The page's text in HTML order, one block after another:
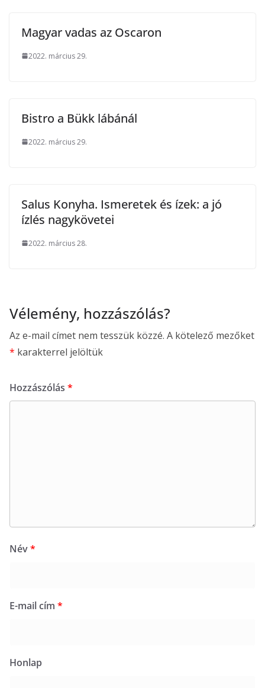
Magyar vadas az Oscaron
2022. március 29.
Bistro a Bükk lábánál
2022. március 29.
Salus Konyha. Ismeretek és ízek: a jó
ízlés nagykövetei
2022. március 28.
Vélemény, hozzászólás?
Az e-mail címet nem tesszük közzé. A kötelező mezőket
* karakterrel jelöltük
Hozzászólás *
Név*
E-mail cím *
Honlap